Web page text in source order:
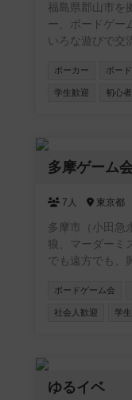
福島県郡山市を
ー、ボードゲー
いろな遊びで交
ポーカー ボー
学生歓迎 初心
多摩ゲーム
7人 東京都
多摩市（小田急
狼、マーダーミ
でも遠方でも、興
計画したいと思います。 （例） ・なんで
ーム会 ・マー
ボードゲーム会
社会人歓迎 学
ゆるイベ